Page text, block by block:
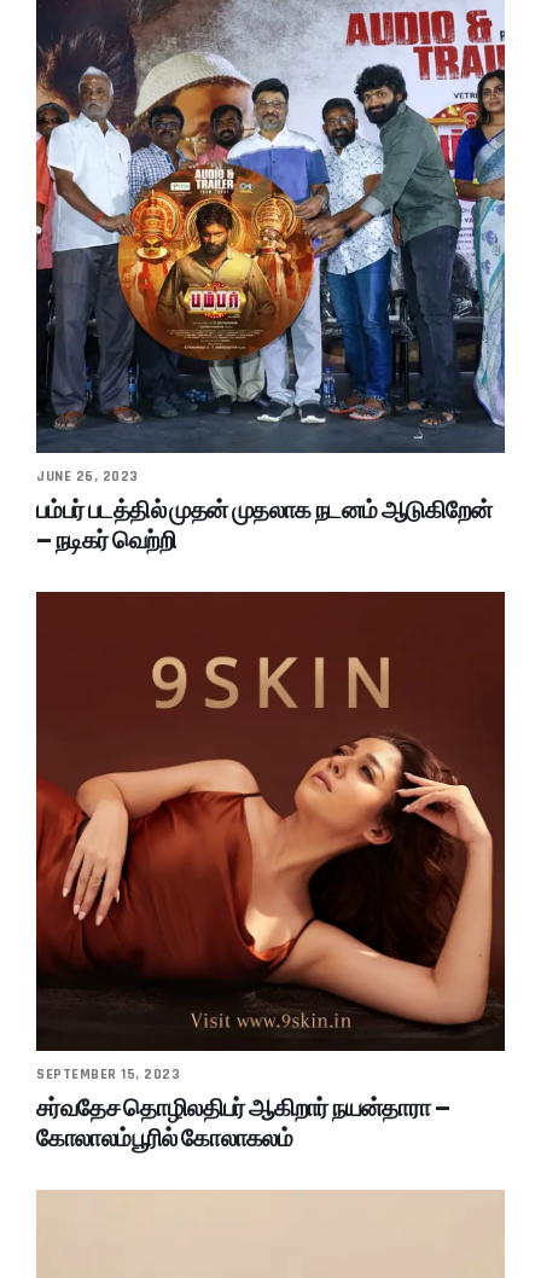
JUNE 26, 2023
பம்பர் படத்தில் முதன் முதலாக நடனம் ஆடுகிறேன்
– நடிகர் வெற்றி
SEPTEMBER 15, 2023
சர்வதேச தொழிலதிபர் ஆகிறார் நயன்தாரா –
கோலாலம்பூரில் கோலாகலம்